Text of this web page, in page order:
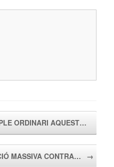
ORDINARI AQUEST…
MASSIVA CONTRA… →